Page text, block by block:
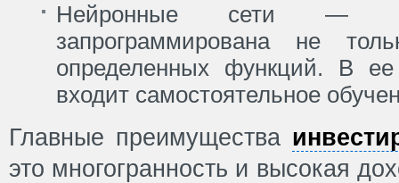
Нейронные сети —
запрограммирована не
определенных функций. В ее
входит самостоятельное
Главные преимущества
это многогранность и высокая